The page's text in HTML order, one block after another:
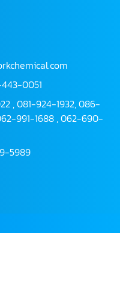
0051
, 081-924-1932, 086-
991-1688 , 062-690-
5989